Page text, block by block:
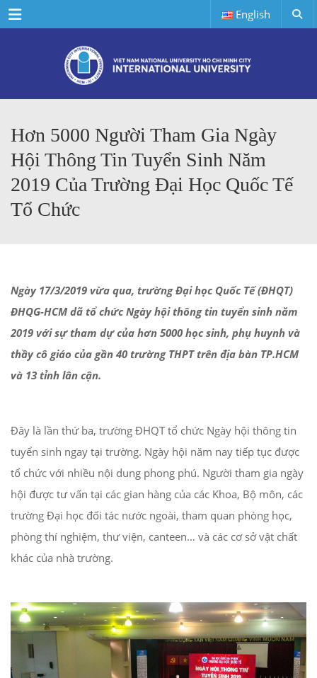
Menu English
Hơn 5000 Người Tham Gia Ngày
Hội Thông Tin Tuyển Sinh Năm
2019 Của Trường Đại Học Quốc Tế
Tổ Chức
Ngày 17/3/2019 vừa qua, trường Đại học Quốc Tế (ĐHQT)
ĐHQG-HCM dã tổ chức Ngày hội thông tin tuyển sinh năm
2019 với sự tham dự của hơn 5000 học sinh, phụ huynh và
thầy cô giáo của gần 40 trường THPT trên địa bàn TP.HCM
và 13 tỉnh lân cận.
Đây là lần thứ ba, trường ĐHQT tổ chức Ngày hội thông tin
tuyển sinh ngay tại trường. Ngày hội năm nay tiếp tục được
tổ chức với nhiều nội dung phong phú. Người tham gia ngày
hội được tư vấn tại các gian hàng của các Khoa, Bộ môn, các
trường Đại học đối tác nước ngoài, tham quan phòng học,
phòng thí nghiệm, thư viện, canteen… và các cơ sở vật chất
khác của nhà trường.